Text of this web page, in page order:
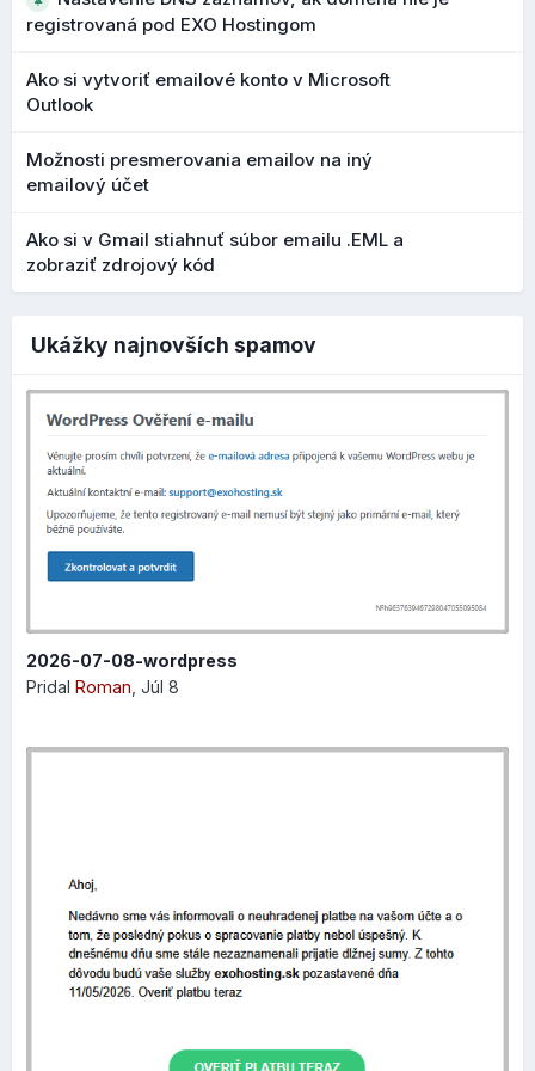
produkt prezentovať vo výsledkoch vyhľadávania:
Ak nastavenia vypnete, môžete si upraviť
výsledkoch vyhľadávania (Google, Bing). Môžete upraviť aj
odkaz, ak nechcete, nechajte pole prázdne a použije sa
automatický odkaz vygenerovaný Exowebom:
registrovaná pod EXO Hostingom
Ako si vytvoriť emailové konto v Microsoft
Outlook
Možnosti presmerovania emailov na iný
emailový účet
Ako si v Gmail stiahnuť súbor emailu .EML a
zobraziť zdrojový kód
Ukážky najnovších spamov
2026-07-08-wordpress
Pridal Roman Júl 8